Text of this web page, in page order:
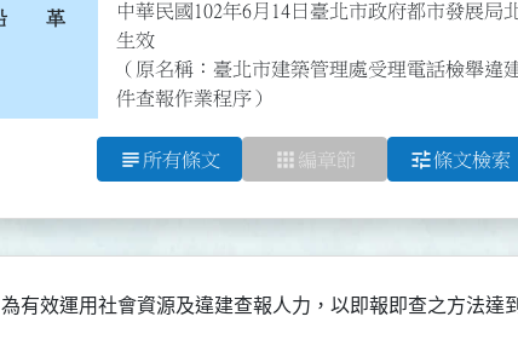
革
中華民國102年6月14日臺北市政府都市發展局
生效
（原名稱：臺北市建築管理處受理電話檢舉
件查報作業程序）
subject 所有條文 apps 編章節 tune條文檢索
有效運用社會資源及違建查報人力，以即報即查之方法達